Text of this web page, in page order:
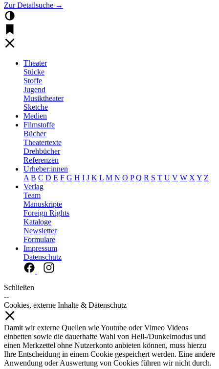
Zur Detailsuche →
Theater
Stücke
Stoffe
Jugend
Musiktheater
Sketche
Medien
Filmstoffe
Bücher
Theatertexte
Drehbücher
Referenzen
Urheber:innen
A B C D E F G H I J K L M N O P Q R S T U V W X Y Z
Verlag
Team
Manuskripte
Foreign Rights
Kataloge
Newsletter
Formulare
Impressum
Datenschutz
Schließen
--
Cookies, externe Inhalte & Datenschutz
Damit wir externe Quellen wie Youtube oder Vimeo Videos
einbetten sowie die dauerhafte Wahl von Hell-/Dunkelmodus und
einen Merkzettel ohne Nutzerkonto anbieten können, muss hierzu
Ihre Entscheidung in einem Cookie gespeichert werden. Eine andere
Anwendung oder Auswertung von Cookies führen wir nicht durch.